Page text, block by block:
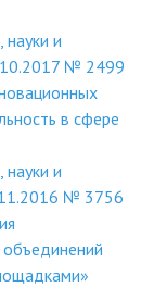
и
№ 2499
в сфере
и
№ 3756